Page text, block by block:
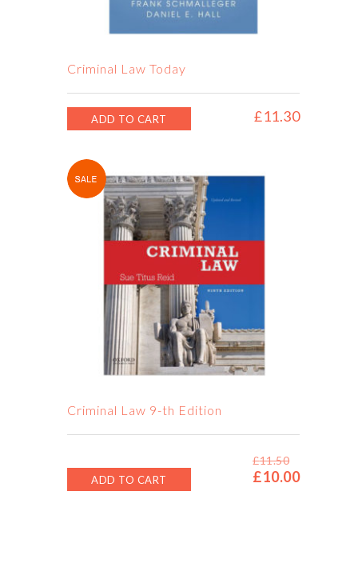
Criminal Law Today
£11.30
ADD TO CART
Criminal Law 9-th Edition
£11.50
Original
£10.00Current
ADD TO CART